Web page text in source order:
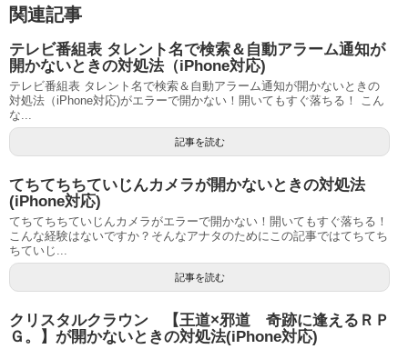
関連記事
テレビ番組表 タレント名で検索＆自動アラーム通知が
開かないときの対処法（iPhone対応)
テレビ番組表 タレント名で検索＆自動アラーム通知が開かないときの
対処法（iPhone対応)がエラーで開かない！開いてもすぐ落ちる！ こん
な...
記事を読む
てちてちちていじんカメラが開かないときの対処法
(iPhone対応)
てちてちちていじんカメラがエラーで開かない！開いてもすぐ落ちる！
こんな経験はないですか？そんなアナタのためにこの記事ではてちてち
ちていじ...
記事を読む
クリスタルクラウン 【王道×邪道 奇跡に逢えるＲＰ
Ｇ。】が開かないときの対処法(iPhone対応)